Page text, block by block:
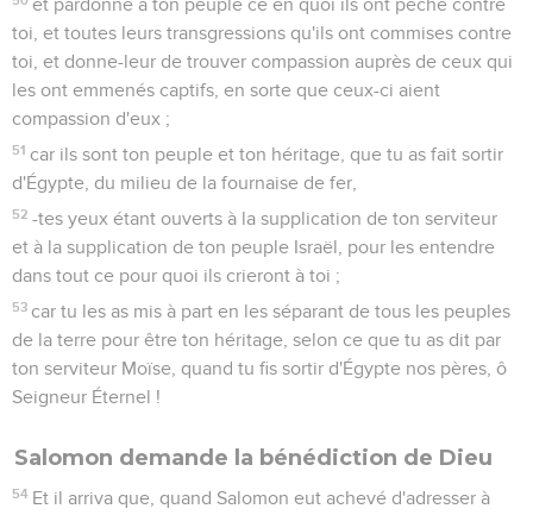
et pardonne à ton peuple ce en quoi ils ont péché contre
toi, et toutes leurs transgressions qu'ils ont commises contre
toi, et donne-leur de trouver compassion auprès de ceux qui
les ont emmenés captifs, en sorte que ceux-ci aient
compassion d'eux ;
51 car ils sont ton peuple et ton héritage, que tu as fait sortir
d'Égypte, du milieu de la fournaise de fer,
52 -tes yeux étant ouverts à la supplication de ton serviteur
et à la supplication de ton peuple Israël, pour les entendre
dans tout ce pour quoi ils crieront à toi ;
53 car tu les as mis à part en les séparant de tous les peuples
de la terre pour être ton héritage, selon ce que tu as dit par
ton serviteur Moïse, quand tu fis sortir d'Égypte nos pères, ô
Seigneur Éternel !
Salomon demande la bénédiction de Dieu
54 Et il arriva que, quand Salomon eut achevé d'adresser à